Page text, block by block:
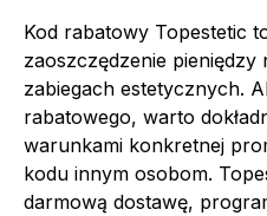
Kod rabatowy Topestetic
zaoszczędzenie pieniędzy
zabiegach estetycznych.
rabatowego, warto
warunkami konkretnej
kodu innym osobom.
darmową dostawę,